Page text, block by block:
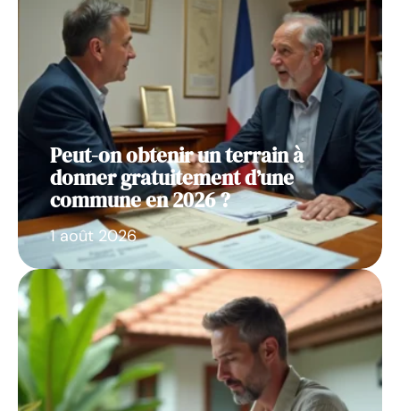
Peut-on obtenir un terrain à
donner gratuitement d’une
commune en 2026 ?
1 août 2026